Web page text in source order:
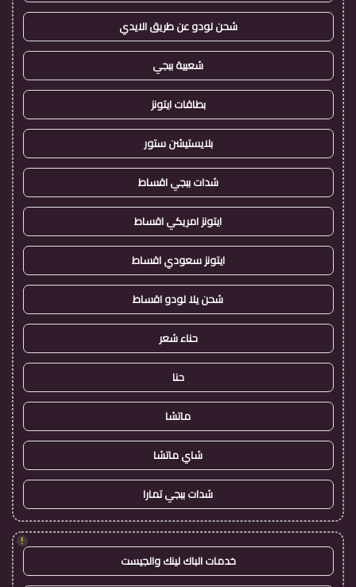
شحن لودو عن طريق الايدي
شعبية ببجي
بطاقات ايتونز
بلايستيشن ستور
شدات ببجي اقساط
ايتونز امريكي اقساط
ايتونز سعودي اقساط
شحن يلا لودو اقساط
حناء شعر
حنا
ماتشا
شاي ماتشا
شدات ببجي تمارا
!
خدمات الباك لينك والجيست